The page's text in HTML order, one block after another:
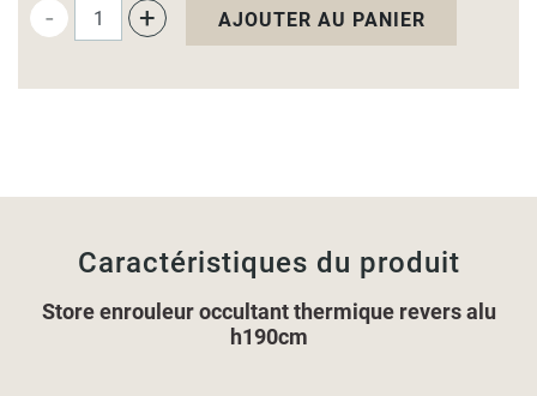
- + AJOUTER AU PANIER
Caractéristiques du produit
Store enrouleur occultant thermique revers alu
h190cm